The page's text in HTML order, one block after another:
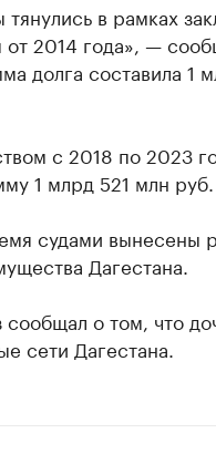
в рамках
2014 года», —
долга составила
с 2018 по 2023
1 млрд 521 млн руб.
судами вынесены
Дагестана.
о том, что
сети Дагестана.